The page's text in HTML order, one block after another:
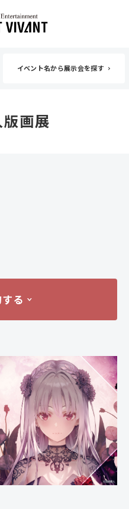
イベント名から展示会を探す
画展
る